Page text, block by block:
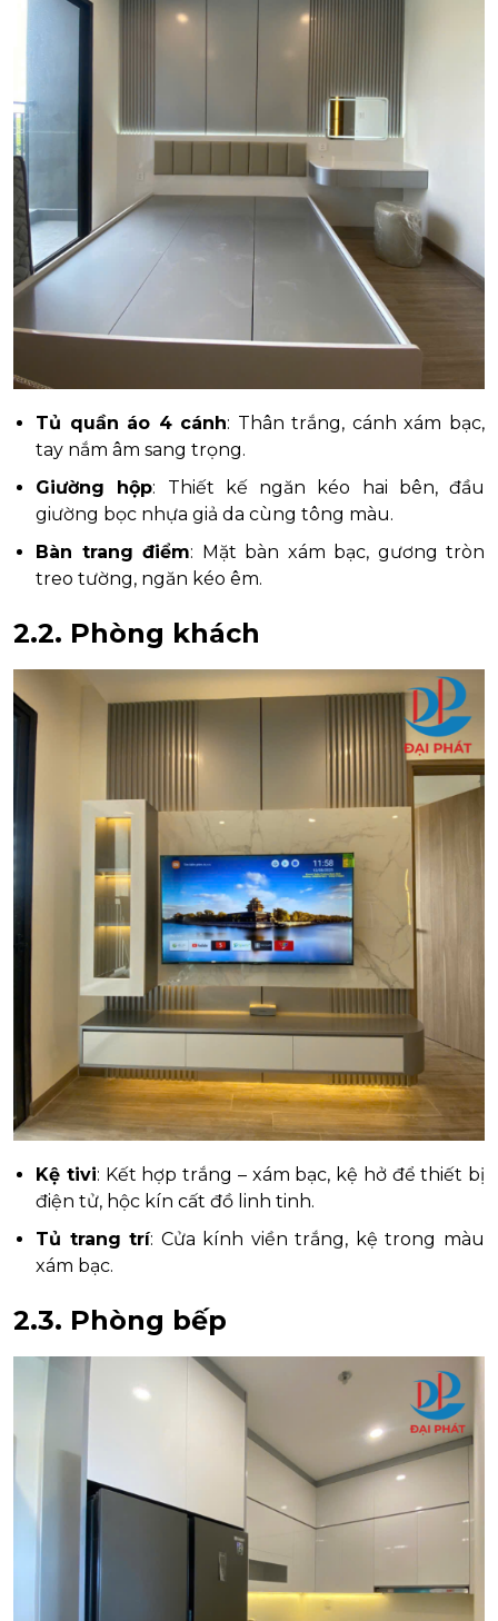
Tủ quần áo 4 cánh: Thân trắng, cánh xám bạc,
tay nắm âm sang trọng.
Giường hộp: Thiết kế ngăn kéo hai bên, đầu
giường bọc nhựa giả da cùng tông màu.
Bàn trang điểm: Mặt bàn xám bạc, gương tròn
treo tường, ngăn kéo êm.
2.2. Phòng khách
Kệ tivi: Kết hợp trắng – xám bạc, kệ hở để thiết bị
điện tử, hộc kín cất đồ linh tinh.
Tủ trang trí: Cửa kính viền trắng, kệ trong màu
xám bạc.
2.3. Phòng bếp